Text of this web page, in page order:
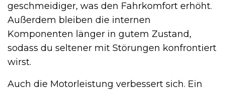
geschmeidiger, was den Fahrkomfort erhöht.
Außerdem bleiben die internen
Komponenten länger in gutem Zustand,
sodass du seltener mit Störungen konfrontiert
wirst.
Auch die Motorleistung verbessert sich. Ein